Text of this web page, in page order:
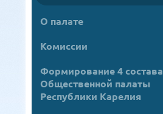
О палате
Комиссии
Формирование 4 состава
Общественной палаты
Республики Карелия